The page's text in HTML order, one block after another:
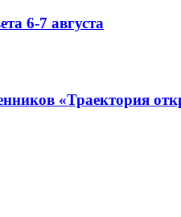
6-7 августа
«Траектория